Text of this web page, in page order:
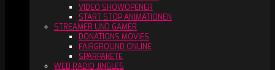
VIDEO SHOWOPENER
START STOP ANIMATIONEN
STREAMER UND GAMER
DONATIONS MOVIES
FAIRGROUND ONLINE
SPARPAKETE
WEB RADIO JINGLES